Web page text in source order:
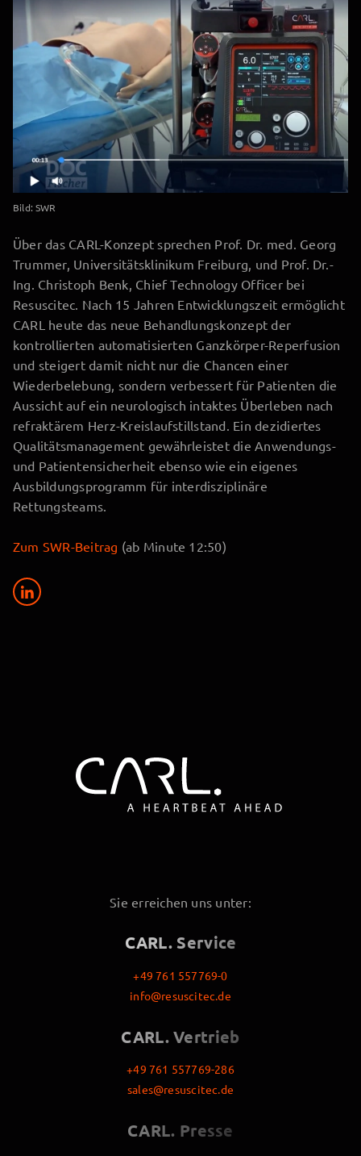
Bild: SWR
Über das CARL-Konzept sprechen Prof. Dr. med. Georg
Trummer, Universitätsklinikum Freiburg, und Prof. Dr.-
Ing. Christoph Benk, Chief Technology Officer bei
Resuscitec. Nach 15 Jahren Entwicklungszeit ermöglicht
CARL heute das neue Behandlungskonzept der
kontrollierten automatisierten Ganzkörper-Reperfusion
und steigert damit nicht nur die Chancen einer
Wiederbelebung, sondern verbessert für Patienten die
Aussicht auf ein neurologisch intaktes Überleben nach
refraktärem Herz-Kreislaufstillstand. Ein dezidiertes
Qualitätsmanagement gewährleistet die Anwendungs-
und Patientensicherheit ebenso wie ein eigenes
Ausbildungsprogramm für interdisziplinäre
Rettungsteams.
Zum SWR-Beitrag (ab Minute 12:50)
Sie erreichen uns unter:
CARL. Service
+49 761 557769-0
info@resuscitec.de
CARL. Vertrieb
+49 761 557769-286
sales@resuscitec.de
CARL. Presse